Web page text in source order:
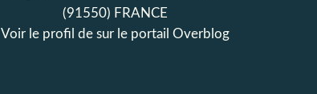
(91550) FRANCE
Voir le profil de sur le portail Overblog